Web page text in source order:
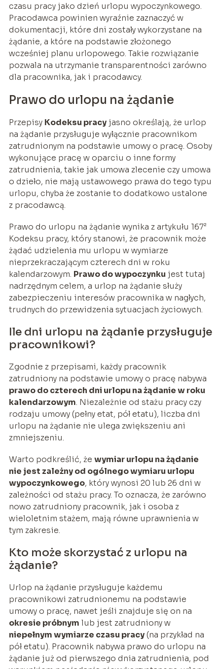
czasu pracy jako dzień urlopu wypoczynkowego.
Pracodawca powinien wyraźnie zaznaczyć w
dokumentacji, które dni zostały wykorzystane na
żądanie, a które na podstawie złożonego
wcześniej planu urlopowego. Takie rozwiązanie
pozwala na utrzymanie transparentności zarówno
dla pracownika, jak i pracodawcy.
Prawo do urlopu na żądanie
Przepisy Kodeksu pracyjasno określają, że urlop
na żądanie przysługuje wyłącznie pracownikom
zatrudnionym na podstawie umowy o pracę. Osoby
wykonujące pracę w oparciu o inne formy
zatrudnienia, takie jak umowa zlecenie czy umowa
o dzieło, nie mają ustawowego prawa do tego typu
urlopu, chyba że zostanie to dodatkowo ustalone
z pracodawcą.
Prawo do urlopu na żądanie wynika z artykułu 167²
Kodeksu pracy, który stanowi, że pracownik może
żądać udzielenia mu urlopu w wymiarze
nieprzekraczającym czterech dni w roku
kalendarzowym. Prawo do wypoczynku jest tutaj
nadrzędnym celem, a urlop na żądanie służy
zabezpieczeniu interesów pracownika w nagłych,
trudnych do przewidzenia sytuacjach życiowych.
Ile dni urlopu na żądanie przysługuje
pracownikowi?
Zgodnie z przepisami, każdy pracownik
zatrudniony na podstawie umowy o pracę nabywa
prawo do czterech dni urlopu na żądanie w roku
kalendarzowym. Niezależnie od stażu pracy czy
rodzaju umowy (pełny etat, pół etatu), liczba dni
urlopu na żądanie nie ulega zwiększeniu ani
zmniejszeniu.
Warto podkreślić, że wymiar urlopu na żądanie
nie jest zależny od ogólnego wymiaru urlopu
wypoczynkowego, który wynosi 20 lub 26 dni w
zależności od stażu pracy. To oznacza, że zarówno
nowo zatrudniony pracownik, jak i osoba z
wieloletnim stażem, mają równe uprawnienia w
tym zakresie.
Kto może skorzystać z urlopu na
żądanie?
Urlop na żądanie przysługuje każdemu
pracownikowi zatrudnionemu na podstawie
umowy o pracę, nawet jeśli znajduje się on na
okresie próbnym lub jest zatrudniony w
niepełnym wymiarze czasu pracy(na przykład na
pół etatu). Pracownik nabywa prawo do urlopu na
żądanie już od pierwszego dnia zatrudnienia, pod